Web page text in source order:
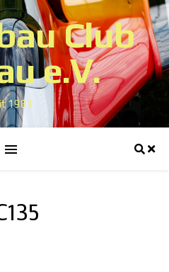
Club
e.V.
1981